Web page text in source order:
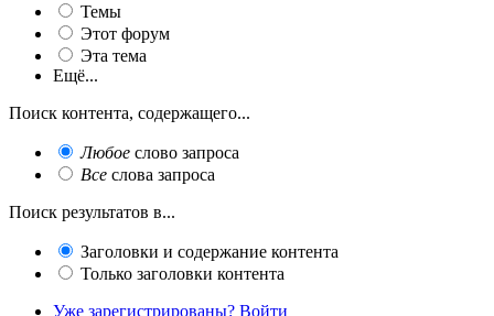
Темы
Этот форум
Эта тема
Ещё...
Поиск контента, содержащего...
Любое слово запроса
Все слова запроса
Поиск результатов в...
Заголовки и содержание контента
Только заголовки контента
Уже зарегистрированы? Войти